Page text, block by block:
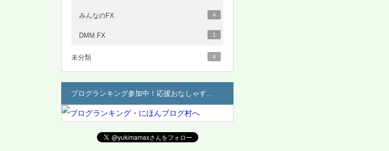
みんなのFX 4
DMM FX 1
未分類 4
ブログランキング参加中！応援おなしゃす…